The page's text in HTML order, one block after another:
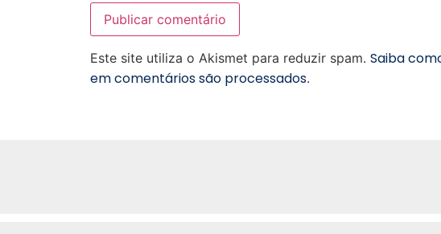
Este site utiliza o Akismet para reduzir spam.Saiba
em comentários são processados.